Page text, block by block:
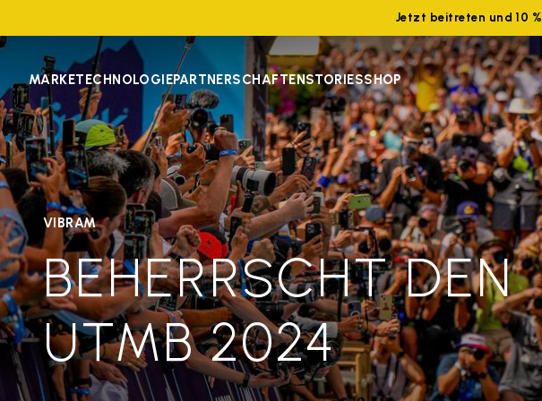
Jetzt beitreten und 10
MARKETECHNOLOGIEPARTNERSCHAFTENSTORIESSHOP
VIBRAM
BEHERRSCHT DEN
UTMB 2024